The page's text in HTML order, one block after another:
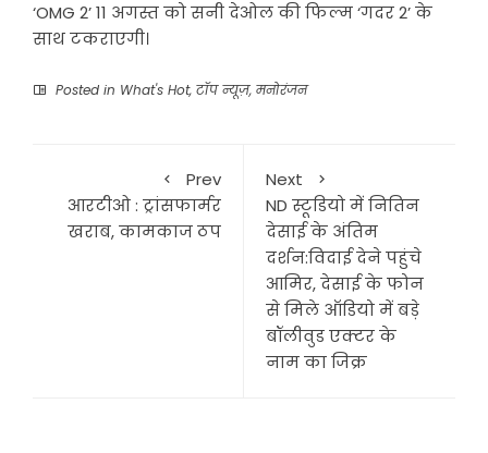
‘OMG 2’ 11 अगस्त को सनी देओल की फिल्म ‘गदर 2’ के
साथ टकराएगी।
Posted in What's Hot, टॉप न्यूज़, मनोरंजन
Prev
आरटीओ : ट्रांसफार्मर
खराब, कामकाज ठप
Next
ND स्टूडियो में नितिन
देसाई के अंतिम
दर्शन:विदाई देने पहुंचे
आमिर, देसाई के फोन
से मिले ऑडियो में बड़े
बॉलीवुड एक्टर के
नाम का जिक्र